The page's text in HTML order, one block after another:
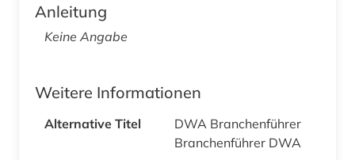
Anleitung
Keine Angabe
Weitere Informationen
Alternative Titel
DWA Branchenführer
Branchenführer DWA